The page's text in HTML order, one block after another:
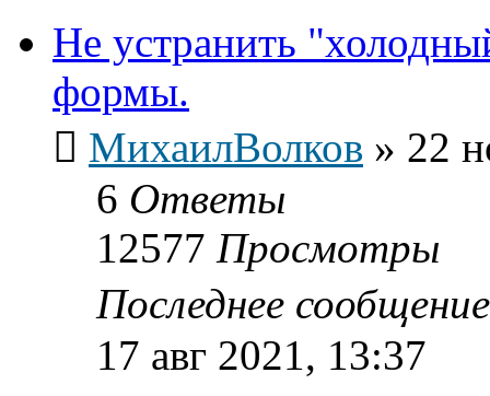
Не устранить
формы.
МихаилВолков » 22
6 Ответы
12577 Просмотры
Последнее
17 авг 2021, 13:37